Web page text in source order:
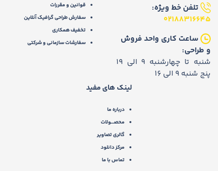
تلفن خط ویژه:
02188316645
ساعت کاری واحد فروش
و طراحی:
شنبه تا چهارشنبه 9 الی 19
پنج شنبه 9 الی 16
قوانین و مقررات
سفارش طراحی گرافیک آنلاین
تخفیف همکاری
سفارشات سازمانی و شرکتی
لینک های مفید
درباره ما
محصـــولات
گالری تصاویر
مرکز دانلود
تماس با ما